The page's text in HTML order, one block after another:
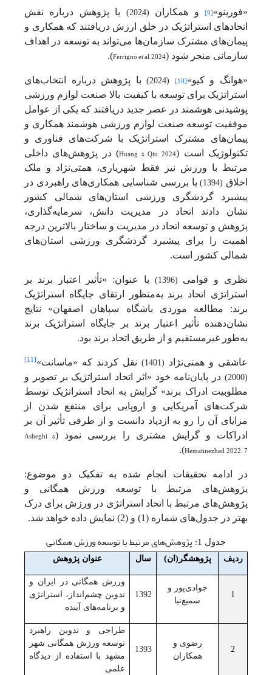
«فورینو» [9] و همکاران (2024)
با پژوهش درباره نقش
اتحادهای استراتژیک در خلق ارزش دریافتند که همکاری و
پیمان‌های مشترک سازمان‌ها می‌تواند به توسعه در اهداف
سازمانی منجر شود (Ferrigno et al, 2024
).
«هوانگ و کیو» [10]
(2024)
با پژوهش درباره انتخاب‌های
استراتژیک برای توسعه با کیفیت بالا صنعت لوازم ورزشی
پوشیدنی هوشمند در عصر جدید دریافتند که یکی از عوامل
موفقیت توسعه صنعت لوازم ورزشی هوشمند همکاری و
پیمان‌های مشترک استراتژیک با شرکت‌های فناوری و
تکنولوژیک است (Huang & Qiu, 2024) در پژوهش‌های داخلی
مرتبط با ورزش نیز فقط شهریاری، همتی‌نژاد و ملک
اخلاق (1394)
با بررسی شناسایی همکاری‌های راهبردی در
پیشبرد گردشگری ورزشی استان‌های شمالی کشور
نشان دادند اتحاد در مدیریت دانش، سرمایه‌گذاری،
پژوهش و توسعه اتحاد در مدیریت و ساختار بالاترین درجه
اهمیت را برای پیشبرد گردشگری ورزشی استان‌های
شمالی کشور است.
نظری و قوامی (1396)
با عنوان: «تأثیر اعتبار برند بر
استراتژی اتحاد برند به‌منظور ارتقای جایگاه استراتژیک
برند: مطالعه موردی باشگاه سپاهان اصفهان» نتایج
نشان‌دهنده تأثیر اعتبار برند بر جایگاه استراتژیک برند
به‌طور غیرمستقیم و از طریق اتحاد برند بود.
عاشقی و همتی‌نژاد (1401) نقل کردند که «ماسانت» [11]
(2000)
در پایان‌نامه خود «اثر اتحاد استراتژیک بر تصویر و
مطلوبیت ادراک برند» گرایش به اتحاد استراتژیک توسط
شرکت‌های آمریکایی و اروپایی برای منتفع شدن از
مزایای آن را رو به ازدیاد دانست و از طرفی تأثیر آن بر
ادراکات و گرایش مشتری را بررسی نمود (Asheghi &
Hematinezhad, 2022: 7
).
در ادامه تحقیقات انجام شده به تفکیک دو موضوع:
پژوهش‌های مرتبط با توسعه ورزش همگانی و
پژوهش‌های مرتبط با اتحاد استراتژی در ورزش برای درک
بهتر در جدول‌های شماره (1) و (2) نمایش داده خواهد شد.
جدول 1 :پژوهش‌های مرتبط با توسعه ورزش همگانی
ردیف پژوهشگر(ان) سال عنوان پژوهش
1
جوادی‌پور و
سمیع‌نیا
1392
ورزش همگانی در ایران و
تدوین چشم‌انداز، استراتژی
و برنامه‌های آینده
2
رضوی و
همکاران
1393
طراحی و تدوین راهبرد
توسعه ورزش همگانی شهر
مشهد با استفاده از دیدگاه
علمی